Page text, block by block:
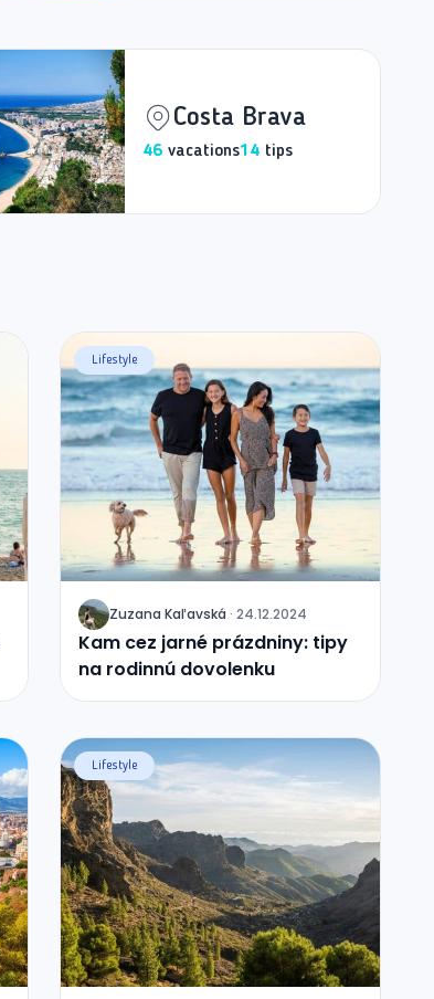
Costa Brava
46 vacations14 tips
J Zuzana Kaľavská · 24.12.2024
Kam cez jarné prázdniny: tipy
na rodinnú dovolenku
Lifestyle
Lifestyle